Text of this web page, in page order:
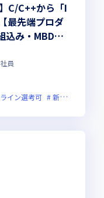
C/C++から「I
最先端プロダ
込み・MBDエ
世代プロダク
上
員
イン選考可 新技術に積極的